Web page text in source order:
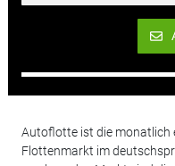
Autoflotte ist die monatlich
Flottenmarkt im